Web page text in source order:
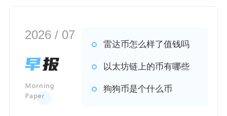
2026 / 07
雷达币怎么样了值钱吗
以太坊链上的币有哪些
狗狗币是个什么币